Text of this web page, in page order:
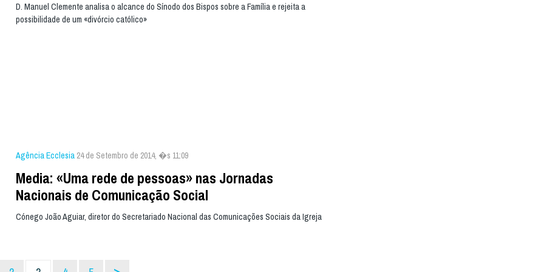
D. Manuel Clemente analisa o alcance do Sínodo dos Bispos sobre a Família e rejeita a
possibilidade de um «divórcio católico»
Agência Ecclesia 24 de Setembro de 2014, �s 11:09
Media: «Uma rede de pessoas» nas Jornadas
Nacionais de Comunicação Social
Cónego João Aguiar, diretor do Secretariado Nacional das Comunicações Sociais da Igreja